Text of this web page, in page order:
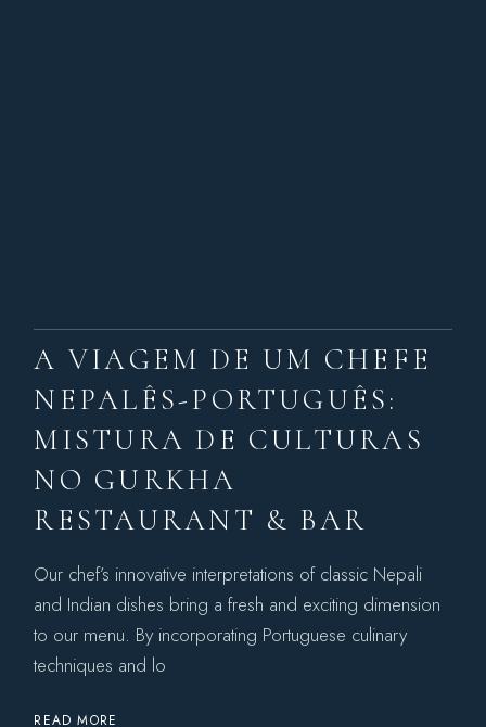
A VIAGEM DE UM CHEFE
NEPALÊS-PORTUGUÊS:
MISTURA DE CULTURAS
NO GURKHA
RESTAURANT & BAR
Our chef’s innovative interpretations of classic Nepali
and Indian dishes bring a fresh and exciting dimension
to our menu. By incorporating Portuguese culinary
techniques and lo
READ MORE